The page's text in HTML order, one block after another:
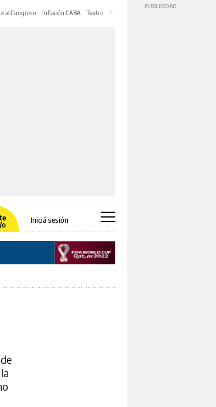
al Congreso Inflación CABA Teatro Feria de Editores
o
Iniciá sesión